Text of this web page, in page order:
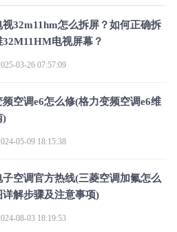
视32m11hm怎么拆屏？如何正确拆
32M11HM电视屏幕？
03-26 07:57:09
频空调e6怎么修(格力变频空调e6维
)
05-09 18:15:38
子空调官方热线(三菱空调加氟怎么
详解步骤及注意事项)
08-03 18:19:53